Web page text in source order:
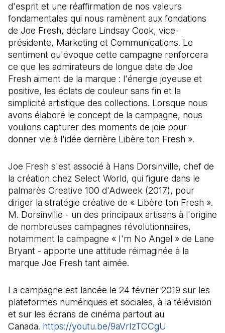
d'esprit et une réaffirmation de nos valeurs
fondamentales qui nous ramènent aux fondations
de Joe Fresh, déclare Lindsay Cook, vice-
présidente, Marketing et Communications. Le
sentiment qu'évoque cette campagne renforcera
ce que les admirateurs de longue date de Joe
Fresh aiment de la marque : l'énergie joyeuse et
positive, les éclats de couleur sans fin et la
simplicité artistique des collections. Lorsque nous
avons élaboré le concept de la campagne, nous
voulions capturer des moments de joie pour
donner vie à l'idée derrière Libère ton Fresh ».
Joe Fresh s'est associé à Hans Dorsinville, chef de
la création chez Select World, qui figure dans le
palmarès Creative 100 d'Adweek (2017), pour
diriger la stratégie créative de « Libère ton Fresh ».
M. Dorsinville - un des principaux artisans à l'origine
de nombreuses campagnes révolutionnaires,
notamment la campagne « I'm No Angel » de Lane
Bryant - apporte une attitude réimaginée à la
marque Joe Fresh tant aimée.
La campagne est lancée le 24 février 2019 sur les
plateformes numériques et sociales, à la télévision
et sur les écrans de cinéma partout au
Canada. https://youtu.be/9aVrIzTCCgU